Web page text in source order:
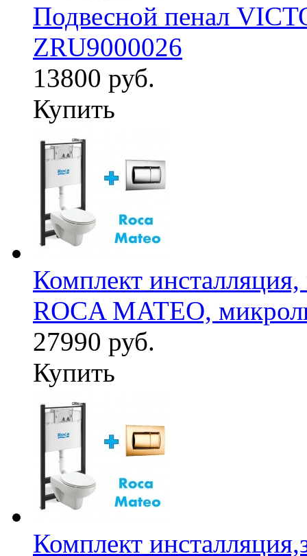
Подвесной пенал
ZRU9000026
13800 руб.
Купить
Комплект
ROCA MATEO,
27990 руб.
Купить
Комплект